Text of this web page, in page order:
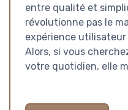
entre qualité et
révolutionne pas le
expérience
Alors, si vous
votre quotidien, elle